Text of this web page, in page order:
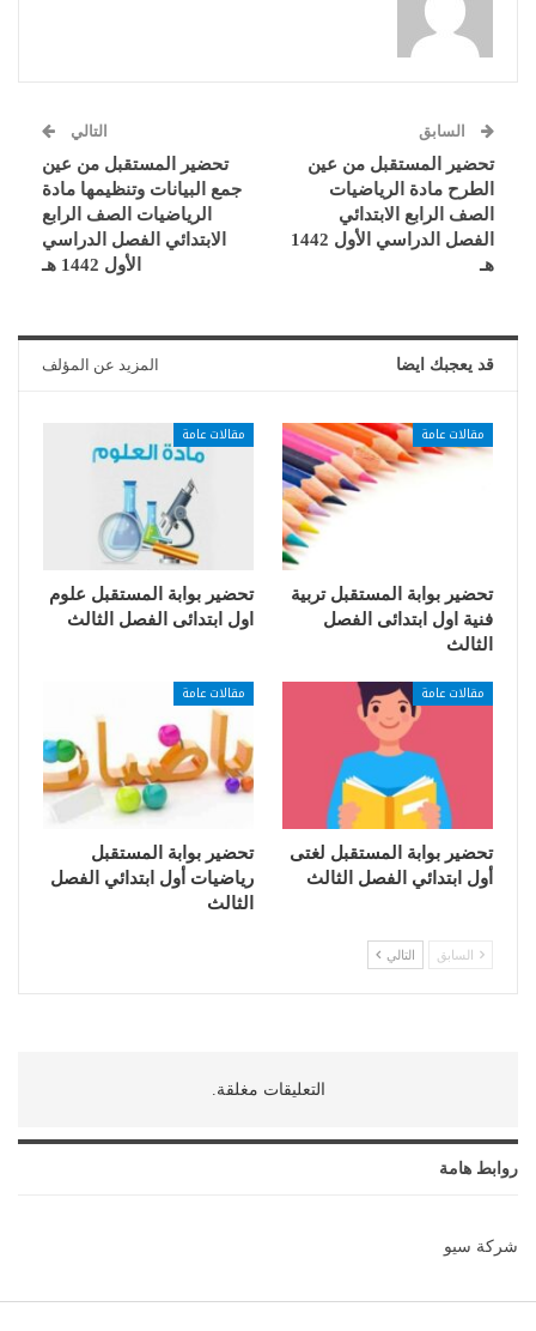
السابق
تحضير المستقبل من عين
الطرح مادة الرياضيات
الصف الرابع الابتدائي
الفصل الدراسي الأول 1442
هـ
التالي
تحضير المستقبل من عين
جمع البيانات وتنظيمها مادة
الرياضيات الصف الرابع
الابتدائي الفصل الدراسي
الأول 1442 هـ
قد يعجبك ايضا المزيد عن المؤلف
مقالات عامة
تحضير بوابة المستقبل تربية
فنية اول ابتدائى الفصل
الثالث
مقالات عامة
تحضير بوابة المستقبل علوم
اول ابتدائى الفصل الثالث
مقالات عامة
تحضير بوابة المستقبل لغتى
أول ابتدائي الفصل الثالث
مقالات عامة
تحضير بوابة المستقبل
رياضيات أول ابتدائي الفصل
الثالث
السابق التالي
التعليقات مغلقة.
روابط هامة
شركة سيو